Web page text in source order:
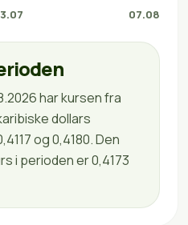
07.08
har kursen fra
dollars
og 0,4180. Den
i perioden er 0,4173